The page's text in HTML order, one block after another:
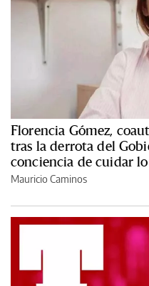
Florencia Gómez,
tras la derrota del
conciencia de cuidar
Mauricio Caminos